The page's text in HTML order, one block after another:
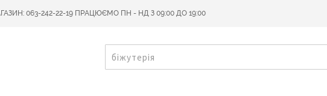
063-242-22-19 ПРАЦЮЄМО ПН - НД З 09:00 ДО 19:00
ПОШУК